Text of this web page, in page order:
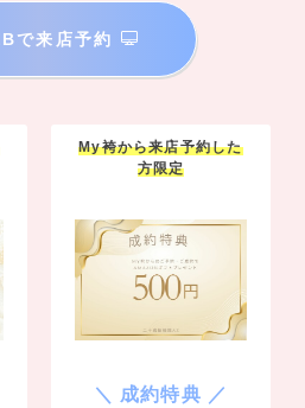
で来店予約
My袴から来店予約した
方限定
＼ 成約特典 ／